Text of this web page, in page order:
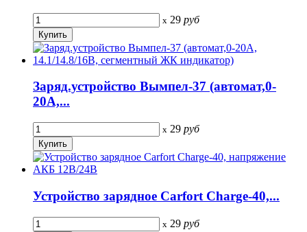
x 29 руб
Заряд.устройство Вымпел-37 (автомат,0-
20А,...
x 29 руб
Устройство зарядное Carfort Charge-40,...
x 29 руб